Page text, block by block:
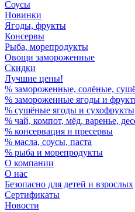
Соусы
Новинки
Ягоды, фрукты
Консервы
Рыба, морепродукты
Овощи замороженные
Скидки
Лучшие цены!
% замороженные, солёные,
% замороженные ягоды и
% сушёные ягоды и
% чай, компот, мёд, варенье,
% консервация и пресервы
% масла, соусы, паста
% рыба и морепродукты
О компании
О нас
Безопасно для детей и взрослых
Сертификаты
Новости